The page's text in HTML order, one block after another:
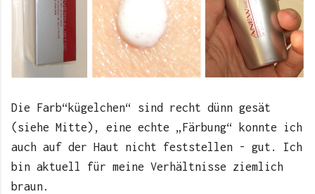
Die Farb“kügelchen“ sind recht dünn gesät
(siehe Mitte), eine echte „Färbung“ konnte ich
auch auf der Haut nicht feststellen - gut. Ich
bin aktuell für meine Verhältnisse ziemlich
braun.